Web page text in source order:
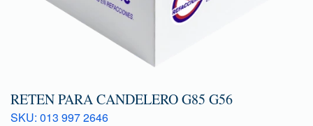
RETEN PARA CANDELERO G85 G56
SKU: 013 997 2646